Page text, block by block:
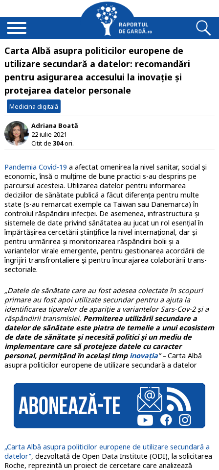
Carta Albă asupra politicilor europene de
utilizare secundară a datelor: recomandări
pentru asigurarea accesului la inovație și
protejarea datelor personale
Medicina digitală
Adriana Boată
22 iulie 2021
Citit de 304ori.
Pandemia Covid-19 a afectat omenirea la nivel sanitar, social și
economic, însă o mulțime de bune practici s-au desprins pe
parcursul acesteia. Utilizarea datelor pentru informarea
deciziilor de sănătate publică a făcut diferența pentru multe
state (s-au remarcat exemple ca Taiwan sau Danemarca) în
controlul răspândirii infecției. De asemenea, infrastructura și
sistemele de date privind sănătatea au jucat un rol esențial în
împărtășirea cercetării științifice la nivel internațional, dar și
pentru urmărirea și monitorizarea răspândirii bolii și a
variantelor virale emergente, pentru gestionarea acordării de
îngrijiri transfrontaliere și pentru încurajarea colaborării trans-
sectoriale.
„Datele de sănătate care au fost adesea colectate în scopuri
primare au fost apoi utilizate secundar pentru a ajuta la
identificarea tiparelor de apariție a variantelor Sars-Cov-2 și a
răspândirii transmisiei. Permiterea utilizării secundare a
datelor de sănătate este piatra de temelie a unui ecosistem
de date de sănătate și necesită politici și un mediu de
implementare care să protejeze datele cu caracter
personal, permițând în același timp inovația” –Carta Albă
asupra politicilor europene de utilizare secundară a datelor
„Carta Albă asupra politicilor europene de utilizare secundară a
datelor”, dezvoltată de Open Data Institute (ODI), la solicitarea
Roche, reprezintă un proiect de cercetare care analizează